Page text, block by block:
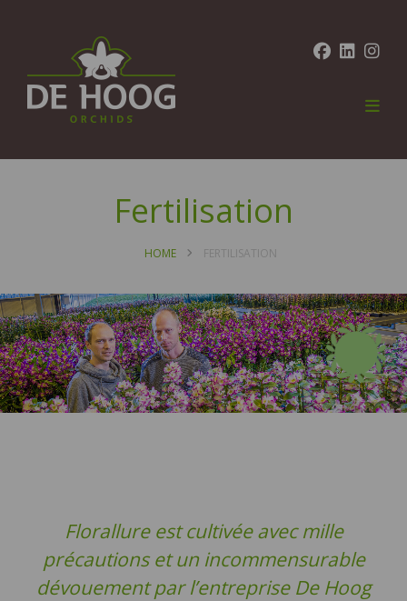
Fertilisation
HOME FERTILISATION
Florallure est cultivée avec mille
précautions et un incommensurable
dévouement par l’entreprise De Hoog